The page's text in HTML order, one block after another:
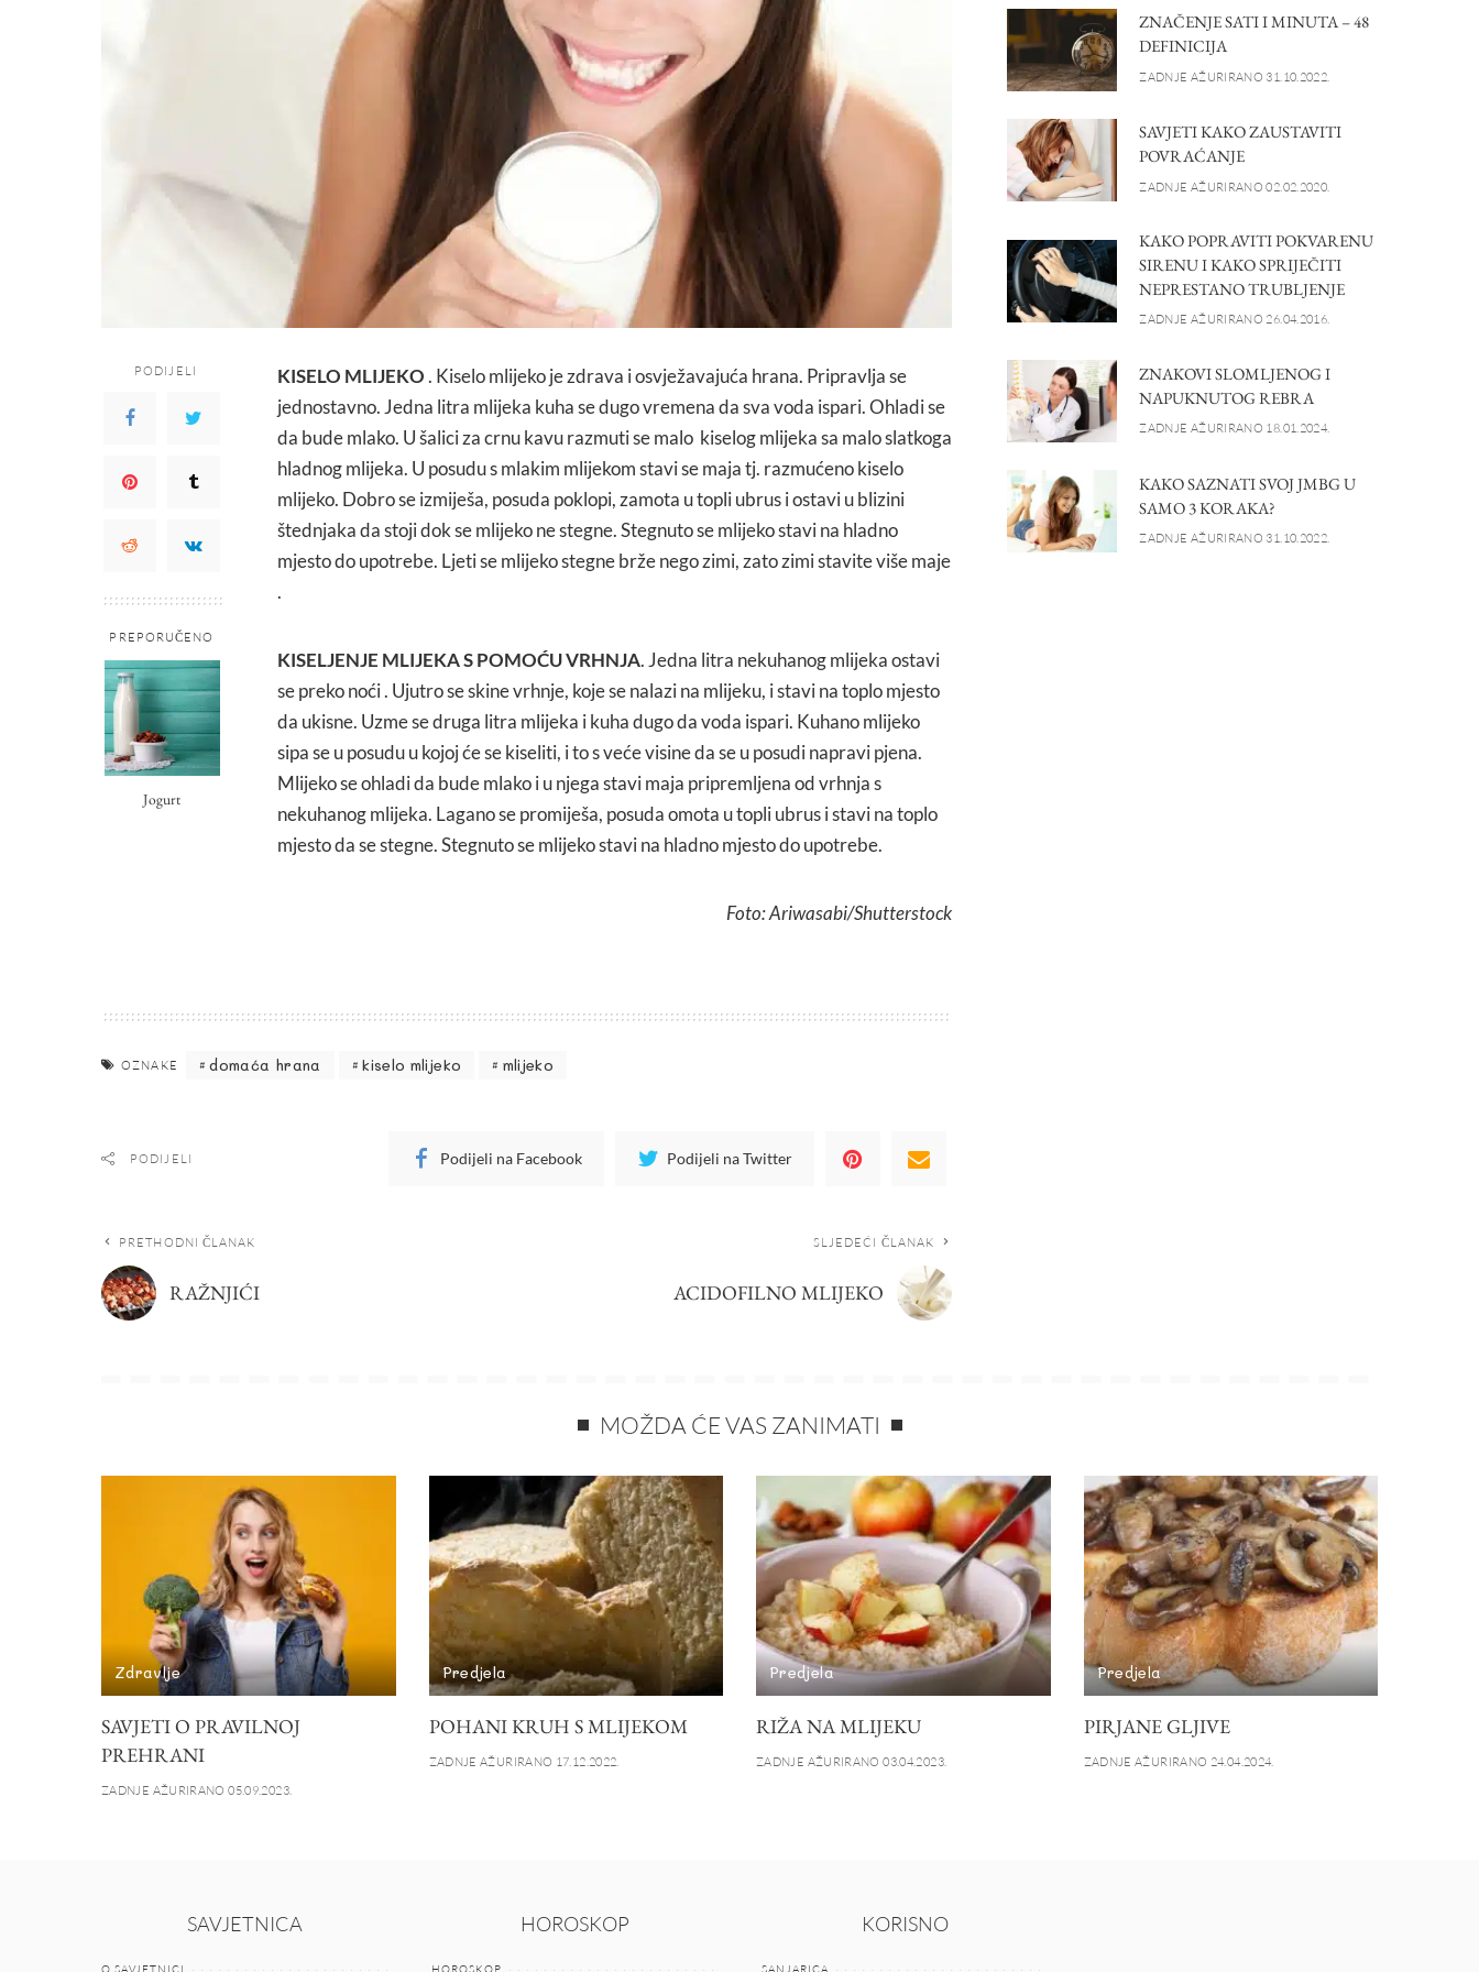
PODIJELI
PREPORUČENO
Jogurt
KISELO MLIJEKO. Kiselo mlijeko je zdrava i osvježavajuća hrana. Pripravlja se
jednostavno. Jedna litra mlijeka kuha se dugo vremena da sva voda ispari. Ohladi se
da bude mlako. U šalici za crnu kavu razmuti se malo kiselog mlijeka sa malo slatkoga
hladnog mlijeka. U posudu s mlakim mlijekom stavi se maja tj. razmućeno kiselo
mlijeko. Dobro se izmiješa, posuda poklopi, zamota u topli ubrus i ostavi u blizini
štednjaka da stoji dok se mlijeko ne stegne. Stegnuto se mlijeko stavi na hladno
mjesto do upotrebe. Ljeti se mlijeko stegne brže nego zimi, zato zimi stavite više maje
.
KISELJENJE MLIJEKA S POMOĆU VRHNJA. Jedna litra nekuhanog mlijeka ostavi
se preko noći . Ujutro se skine vrhnje, koje se nalazi na mlijeku, i stavi na toplo mjesto
da ukisne. Uzme se druga litra mlijeka i kuha dugo da voda ispari. Kuhano mlijeko
sipa se u posudu u kojoj će se kiseliti, i to s veće visine da se u posudi napravi pjena.
Mlijeko se ohladi da bude mlako i u njega stavi maja pripremljena od vrhnja s
nekuhanog mlijeka. Lagano se promiješa, posuda omota u topli ubrus i stavi na toplo
mjesto da se stegne. Stegnuto se mlijeko stavi na hladno mjesto do upotrebe.
Foto: Ariwasabi/Shutterstock
OZNAKE domaća hrana kiselo mlijeko mlijeko
PODIJELI Podijeli na Facebook Podijeli na Twitter
PRETHODNI ČLANAK
RAŽNJIĆI
SLJEDEĆI ČLANAK
ACIDOFILNO MLIJEKO
ZNAČENJE SATI I MINUTA – 48
DEFINICIJA
ZADNJE AŽURIRANO 31.10.2022.
SAVJETI KAKO ZAUSTAVITI
POVRAĆANJE
ZADNJE AŽURIRANO 02.02.2020.
KAKO POPRAVITI POKVARENU
SIRENU I KAKO SPRIJEČITI
NEPRESTANO TRUBLJENJE
ZADNJE AŽURIRANO 26.04.2016.
ZNAKOVI SLOMLJENOG I
NAPUKNUTOG REBRA
ZADNJE AŽURIRANO 18.01.2024.
KAKO SAZNATI SVOJ JMBG U
SAMO 3 KORAKA?
ZADNJE AŽURIRANO 31.10.2022.
MOŽDA ĆE VAS ZANIMATI
Zdravlje
SAVJETI O PRAVILNOJ
PREHRANI
ZADNJE AŽURIRANO 05.09.2023.
Predjela
POHANI KRUH S MLIJEKOM
ZADNJE AŽURIRANO 17.12.2022.
Predjela
RIŽA NA MLIJEKU
ZADNJE AŽURIRANO 03.04.2023.
Predjela
PIRJANE GLJIVE
ZADNJE AŽURIRANO 24.04.2024.
SAVJETNICA
O SAVJETNICI
HOROSKOP
HOROSKOP
KORISNO
SANJARICA